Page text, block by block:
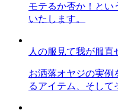
モテるか否か！とい
いたします。
人の服見て我が服直
お洒落オヤジの実例
るアイテム、そして